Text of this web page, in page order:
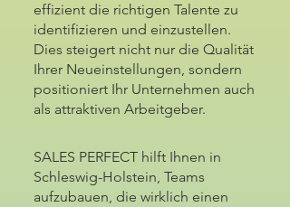
effizient die richtigen Talente zu
identifizieren und einzustellen.
Dies steigert nicht nur die Qualität
Ihrer Neueinstellungen, sondern
positioniert Ihr Unternehmen auch
als attraktiven Arbeitgeber.
SALES PERFECT hilft Ihnen in
Schleswig-Holstein, Teams
aufzubauen, die wirklich einen